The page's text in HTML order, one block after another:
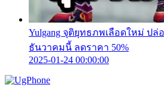
Yulgang จุติยุทธภพเลือดใหม่ ปล่
ธันวาคมนี้ ลดราคา 50%
2025-01-24 00:00:00